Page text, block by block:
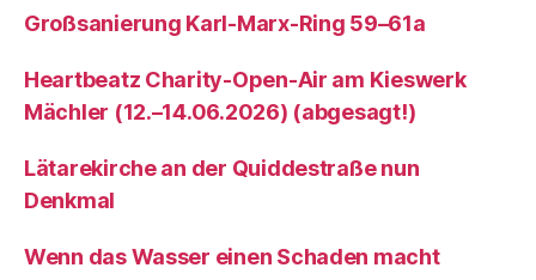
Großsanierung Karl-Marx-Ring 59–61a
Heartbeatz Charity-Open-Air am Kieswerk
Mächler (12.–14.06.2026) (abgesagt!)
Lätarekirche an der Quiddestraße nun
Denkmal
Wenn das Wasser einen Schaden macht